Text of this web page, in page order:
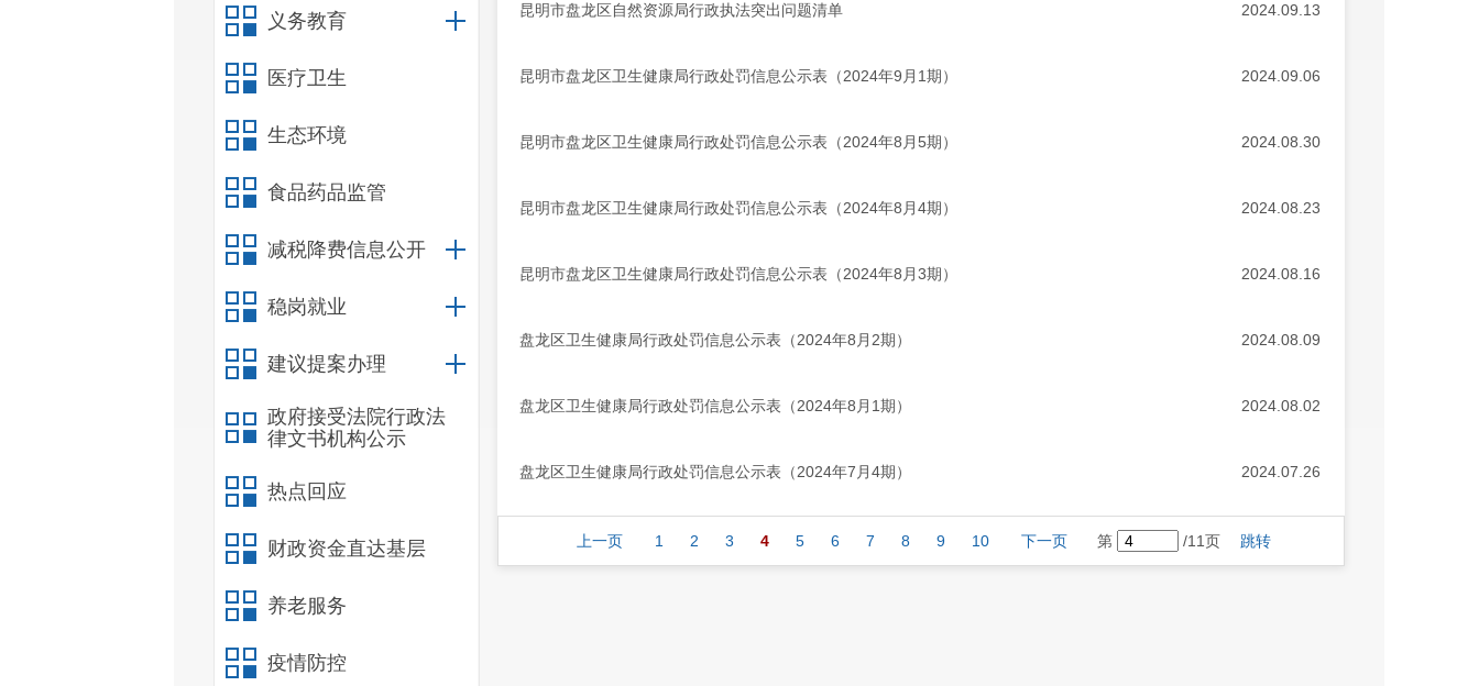
义务教育
医疗卫生
生态环境
食品药品监管
减税降费信息公开
稳岗就业
建议提案办理
政府接受法院行政法
律文书机构公示
热点回应
财政资金直达基层
养老服务
疫情防控
昆明市盘龙区自然资源局行政执法突出问题清单 2024.09.13
昆明市盘龙区卫生健康局行政处罚信息公示表（2024年9月1期） 2024.09.06
昆明市盘龙区卫生健康局行政处罚信息公示表（2024年8月5期） 2024.08.30
昆明市盘龙区卫生健康局行政处罚信息公示表（2024年8月4期） 2024.08.23
昆明市盘龙区卫生健康局行政处罚信息公示表（2024年8月3期） 2024.08.16
盘龙区卫生健康局行政处罚信息公示表（2024年8月2期） 2024.08.09
盘龙区卫生健康局行政处罚信息公示表（2024年8月1期） 2024.08.02
盘龙区卫生健康局行政处罚信息公示表（2024年7月4期） 2024.07.26
上一页 1 2 3 4 5 6 7 8 9 10 下一页 第 /11页 跳转